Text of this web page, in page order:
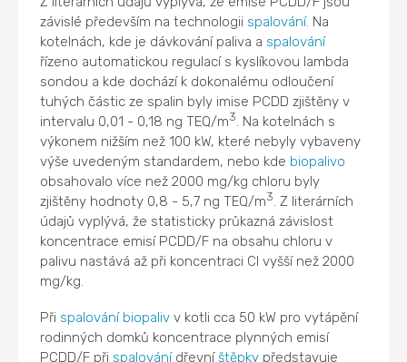
závislé především na technologii spalování. Na
kotelnách, kde je dávkování paliva a spalování
řízeno automatickou regulací s kyslíkovou lambda
sondou a kde dochází k dokonalému odloučení
tuhých částic ze spalin byly imise PCDD zjištěny v
intervalu 0,01 - 0,18 ng TEQ/m3 . Na kotelnách s
výkonem nižším než 100 kW, které nebyly vybaveny
výše uvedeným standardem, nebo kde biopalivo
obsahovalo více než 2000 mg/kg chloru byly
zjištěny hodnoty 0,8 - 5,7 ng TEQ/m3 . Z literárních
údajů vyplývá, že statisticky průkazná závislost
koncentrace emisí PCDD/F na obsahu chloru v
palivu nastává až při koncentraci Cl vyšší než 2000
mg/kg.
Při spalování biopaliv v kotli cca 50 kW pro vytápění
rodinných domků koncentrace plynných emisí
PCDD/F při spalovánídřevníštěpky představuje